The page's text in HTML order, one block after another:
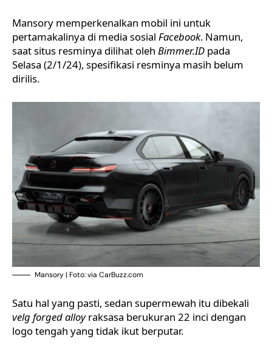
Mansory memperkenalkan mobil ini untuk
pertamakalinya di media sosial Facebook. Namun,
saat situs resminya dilihat oleh Bimmer.ID pada
Selasa (2/1/24), spesifikasi resminya masih belum
dirilis.
Mansory | Foto: via CarBuzz.com
Satu hal yang pasti, sedan supermewah itu dibekali
velg forged alloyraksasa berukuran 22 inci dengan
logo tengah yang tidak ikut berputar.